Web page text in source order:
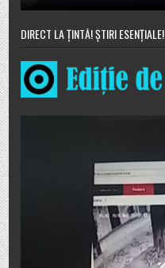
DIRECT LA ȚINTĂ! ȘTIRI ESENȚIALE!